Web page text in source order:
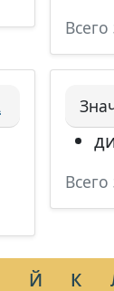
Й К